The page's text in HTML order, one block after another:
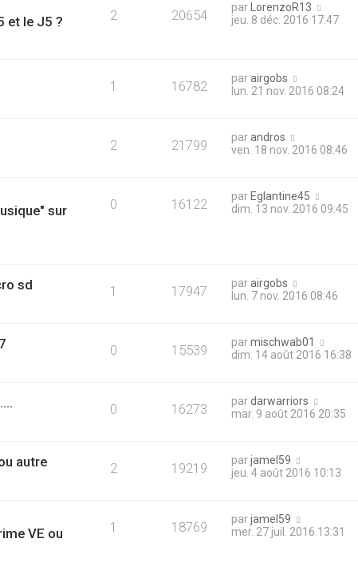
et le J5 ? 2 20654 par
LorenzoR13
jeu. 8 déc. 2016 17:47
1 16782 parairgobs
lun. 21 nov. 2016 08:24
2 21799 parandros
ven. 18 nov. 2016 08:46
sur
0 16122 par Eglantine45
dim. 13 nov. 2016 09:45
sd 1 17947 parairgobs
lun. 7 nov. 2016 08:46
0 15539 parmischwab01
dim. 14 août 2016 16:38
0 16273 pardarwarriors
mar. 9 août 2016 20:35
autre 2 19219 parjamel59
jeu. 4 août 2016 10:13
VE ou
1 18769 parjamel59
mer. 27 juil. 2016 13:31